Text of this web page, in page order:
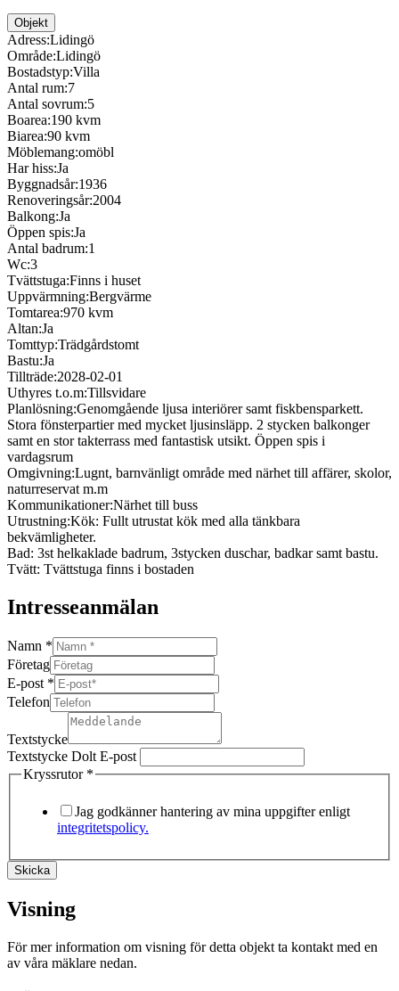
Objekt
Adress:Lidingö
Område:Lidingö
Bostadstyp:Villa
Antal rum:7
Antal sovrum:5
Boarea:190 kvm
Biarea:90 kvm
Möblemang:omöbl
Har hiss:Ja
Byggnadsår:1936
Renoveringsår:2004
Balkong:Ja
Öppen spis:Ja
Antal badrum:1
Wc:3
Tvättstuga:Finns i huset
Uppvärmning:Bergvärme
Tomtarea:970 kvm
Altan:Ja
Tomttyp:Trädgårdstomt
Bastu:Ja
Tillträde:2028-02-01
Uthyres t.o.m:Tillsvidare
Planlösning:Genomgående ljusa interiörer samt fiskbensparkett.
Stora fönsterpartier med mycket ljusinsläpp. 2 stycken balkonger
samt en stor takterrass med fantastisk utsikt. Öppen spis i
vardagsrum
Omgivning:Lugnt, barnvänligt område med närhet till affärer, skolor,
naturreservat m.m
Kommunikationer:Närhet till buss
Utrustning:Kök: Fullt utrustat kök med alla tänkbara
bekvämligheter.
Bad: 3st helkaklade badrum, 3stycken duschar, badkar samt bastu.
Tvätt: Tvättstuga finns i bostaden
Intresseanmälan
Namn *
Företag
E-post *
Telefon
Textstycke
Textstycke Dolt E-post
Kryssrutor *
Jag godkänner hantering av mina uppgifter enligt
integritetspolicy.
Skicka
Visning
För mer information om visning för detta objekt ta kontakt med en
av våra mäklare nedan.